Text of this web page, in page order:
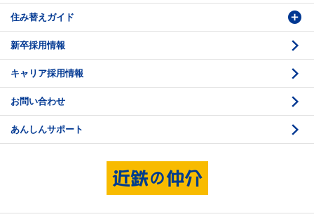
住み替えガイド
価格査定
媒介契約
売却活動
売却諸費用
購入のスケジュール
物件資料の読み方 1
物件資料の読み方 2
現地見学のポイント
新卒採用情報
キャリア採用情報
お問い合わせ
あんしんサポート